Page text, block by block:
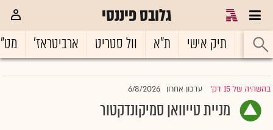
גלובס פיננסי
ראשי תיק אישי ת"א וול סטריט ארביטראז'
בהשהיה של 15 דק' |עדכון אחרון 6/8/2026
מניית טייוואן סמיקונדקטור